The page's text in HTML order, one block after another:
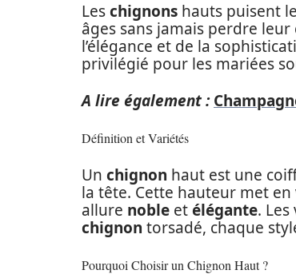
Leschignons hauts puisent
âges sans jamais perdre
l’élégance et de la
privilégié pour les mariées
A lire également :
Définition et Variétés
Un chignon haut est une
la tête. Cette hauteur met
allure noble etélégante.
chignon torsadé, chaque
Pourquoi Choisir un Chignon Haut ?